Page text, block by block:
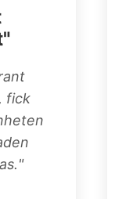
fick